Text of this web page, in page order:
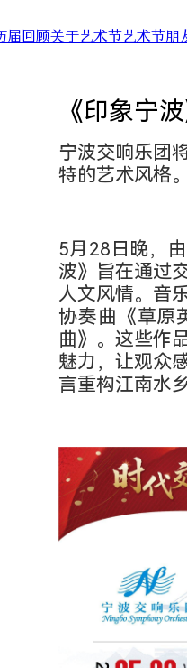
届回顾
十二届（2023）
关于艺术节
艺术节中心介绍
大事记
影响力指数致优榜单
艺术节朋
合作艺术院
“扶青计划
丝绸之路艺
《印象宁
宁波交响乐团
特的艺术风格
5月28日晚，
波》旨在通过
人文风情。音
协奏曲《草原
曲》。这些作
魅力，让观众
言重构江南水